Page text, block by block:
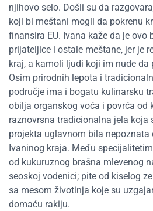
njihovo selo. Došli su da
koji bi meštani mogli da pokrenu
finansira EU. Ivana kaže da je ovo
prijateljice i ostale meštane, jer je
kraj, a kamoli ljudi koji im nude da
Osim prirodnih lepota i
područje ima i bogatu kulinarsku
obilja organskog voća i povrća od
raznovrsna tradicionalna jela koja
projekta uglavnom bila
Ivaninog kraja. Među
od kukuruznog brašna mlevenog
seoskoj vodenici; pite od kiselog
sa mesom životinja koje su
domaću rakiju.